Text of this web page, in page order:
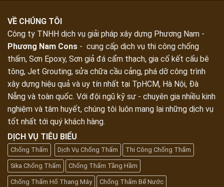
VỀ CHÚNG TÔI
Công ty TNHH dịch vụ giải pháp xây dựng Phương Nam -
Phương Nam Cons - cung cấp dịch vụ thi công chống
thấm, Sơn Epoxy, Sơn giả đá cẩm thạch, gia cố kết cấu bê
tông, Jet Grouting, sửa chữa cầu cảng, phá dỡ công trình
xây dựng hiệu quả và uy tín nhất tại TpHCM, Hà Nội, Đà
Nẵng và toàn quốc. Với đội ngũ kỹ sư - chuyên gia nhiều kinh
nghiệm và tâm huyết, chúng tôi luôn mang lại những dịch vụ
tốt nhất tới quý khách hàng.
DỊCH VỤ TIÊU BIỂU
Chống Thấm Dịch Vụ Chống Thấm Thi Công Chống Thấm
Sika Chống Thấm Chống Thấm Tầng Hầm
Chống Thấm Hố Thang Máy Chống Thấm Bể Nước